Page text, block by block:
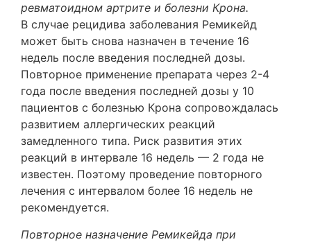
ревматоидном артрите и болезни Крона.
В случае рецидива заболевания Ремикейд
может быть снова назначен в течение 16
недель после введения последней дозы.
Повторное применение препарата через 2-4
года после введения последней дозы у 10
пациентов с болезнью Крона сопровождалась
развитием аллергических реакций
замедленного типа. Риск развития этих
реакций в интервале 16 недель — 2 года не
известен. Поэтому проведение повторного
лечения с интервалом более 16 недель не
рекомендуется.
Повторное назначение Ремикейда при